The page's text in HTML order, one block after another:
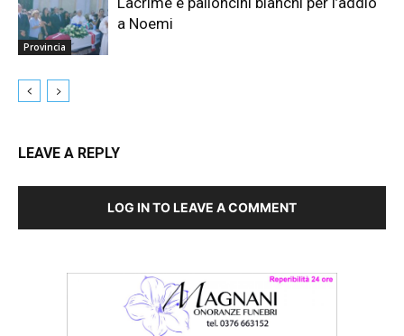
Provincia
a Noemi
LEAVE A REPLY
LOG IN TO LEAVE A COMMENT